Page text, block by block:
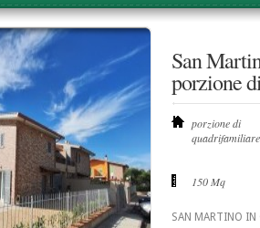
San
porzione
porzione di
quadrifamiliare
150 Mq
SAN MARTINO